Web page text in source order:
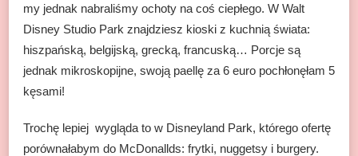
my jednak nabraliśmy ochoty na coś ciepłego. W Walt
Disney Studio Park znajdziesz kioski z kuchnią świata:
hiszpańską, belgijską, grecką, francuską… Porcje są
jednak mikroskopijne, swoją paellę za 6 euro pochłonęłam 5
kęsami!
Trochę lepiej wygląda to w Disneyland Park, którego ofertę
porównałabym do McDonallds: frytki, nuggetsy i burgery.